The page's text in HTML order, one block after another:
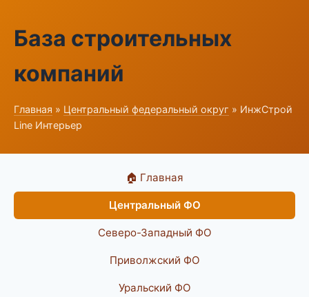
База строительных
компаний
Главная » Центральный федеральный округ » ИнжСтрой
Line Интерьер
🏠 Главная
Центральный ФО
Северо-Западный ФО
Приволжский ФО
Уральский ФО